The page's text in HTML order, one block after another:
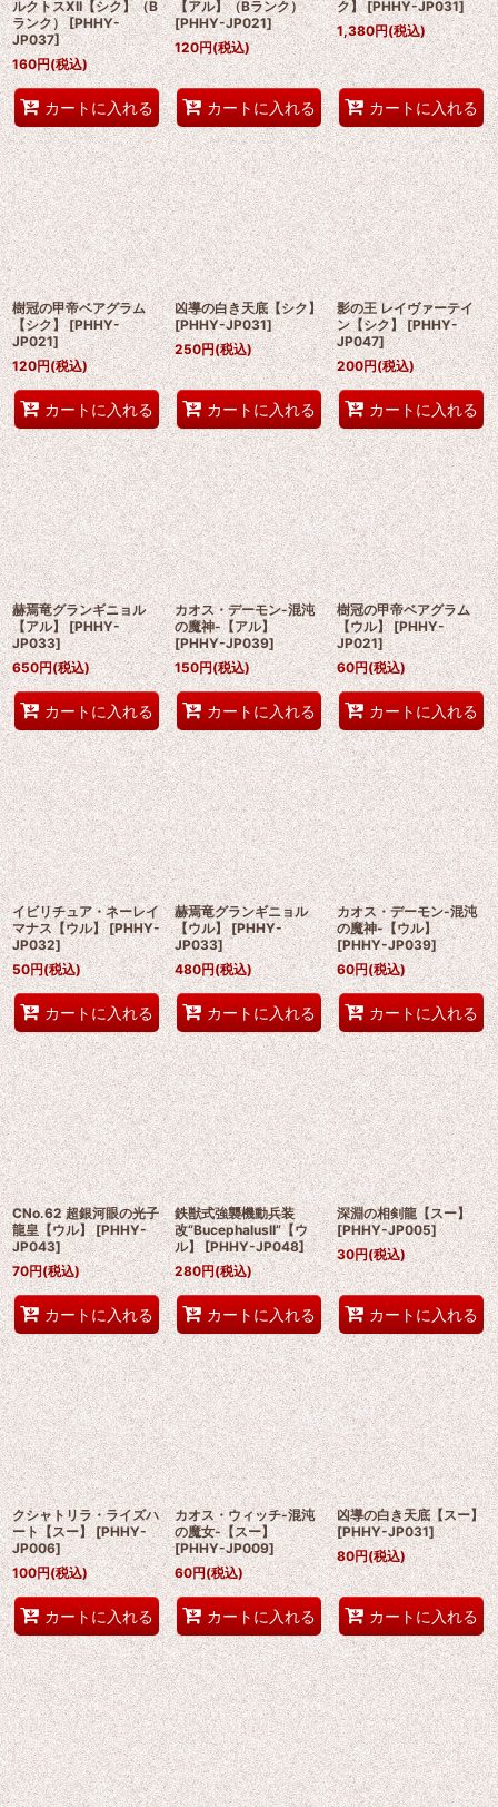
ルクトスXII【シク】（B
ランク） [PHHY-
JP037]
160円(税込)
カートに入れる
【アル】（Bランク）
[PHHY-JP021]
120円(税込)
カートに入れる
ク】 [PHHY-JP031]
1,380円(税込)
カートに入れる
樹冠の甲帝ベアグラム
【シク】 [PHHY-
JP021]
120円(税込)
カートに入れる
凶導の白き天底【シク】
[PHHY-JP031]
250円(税込)
カートに入れる
影の王 レイヴァーテイ
ン【シク】 [PHHY-
JP047]
200円(税込)
カートに入れる
赫焉竜グランギニョル
【アル】 [PHHY-
JP033]
650円(税込)
カートに入れる
カオス・デーモン-混沌
の魔神-【アル】
[PHHY-JP039]
150円(税込)
カートに入れる
樹冠の甲帝ベアグラム
【ウル】 [PHHY-
JP021]
60円(税込)
カートに入れる
イビリチュア・ネーレイ
マナス【ウル】 [PHHY-
JP032]
50円(税込)
カートに入れる
赫焉竜グランギニョル
【ウル】 [PHHY-
JP033]
480円(税込)
カートに入れる
カオス・デーモン-混沌
の魔神-【ウル】
[PHHY-JP039]
60円(税込)
カートに入れる
CNo.62 超銀河眼の光子
龍皇【ウル】 [PHHY-
JP043]
70円(税込)
カートに入れる
鉄獣式強襲機動兵装
改“BucephalusII”【ウ
ル】 [PHHY-JP048]
280円(税込)
カートに入れる
深淵の相剣龍【スー】
[PHHY-JP005]
30円(税込)
カートに入れる
クシャトリラ・ライズハ
ート【スー】 [PHHY-
JP006]
100円(税込)
カートに入れる
カオス・ウィッチ-混沌
の魔女-【スー】
[PHHY-JP009]
60円(税込)
カートに入れる
凶導の白き天底【スー】
[PHHY-JP031]
80円(税込)
カートに入れる